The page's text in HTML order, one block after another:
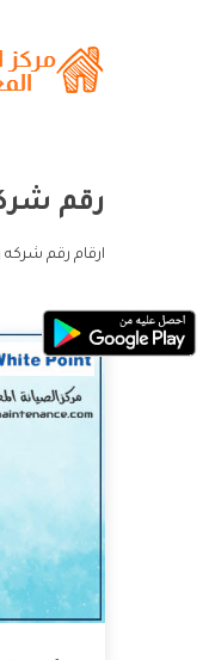
رقم
ارقام رقم شركه